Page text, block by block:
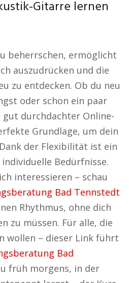
Gitarre lernen
beherrschen, ermöglicht
auszudrücken und die
zu entdecken. Ob du neu
oder schon ein paar
durchdachter Online-
Grundlage, um dein
der Flexibilität ist ein
Bedürfnisse.
interessieren – schau
Bad Tennstedt
Rhythmus, ohne dich
zu müssen. Für alle, die
wollen – dieser Link führt
Bad
früh morgens, in der